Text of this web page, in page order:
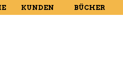
KUNDEN BÜCHER